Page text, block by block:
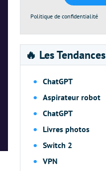
Politique de confidentialité
🔥 Les Tendances
ChatGPT
Aspirateur robot
ChatGPT
Livres photos
Switch 2
VPN